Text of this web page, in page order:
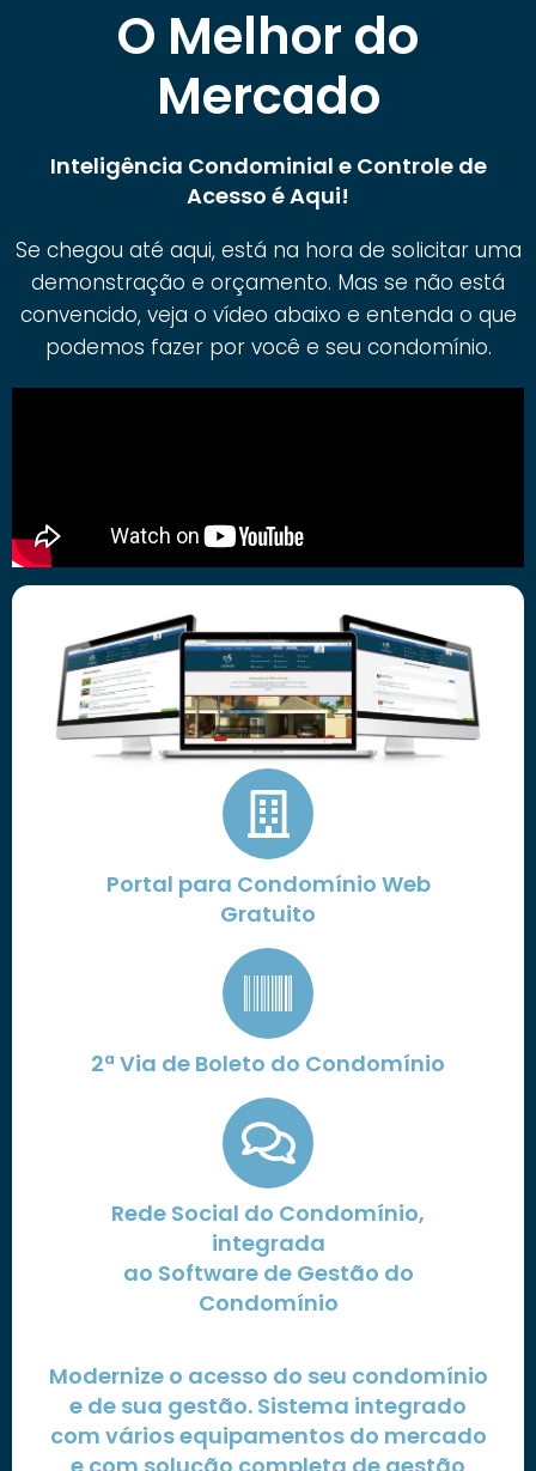
O Melhor do
Mercado
Inteligência Condominial e Controle de
Acesso é Aqui!
Se chegou até aqui, está na hora de solicitar uma
demonstração e orçamento. Mas se não está
convencido, veja o vídeo abaixo e entenda o que
podemos fazer por você e seu condomínio.
Portal para Condomínio Web
Gratuito
2ª Via de Boleto do Condomínio
Rede Social do Condomínio,
integrada
ao Software de Gestão do
Condomínio
Modernize o acesso do seu condomínio
e de sua gestão. Sistema integrado
com vários equipamentos do mercado